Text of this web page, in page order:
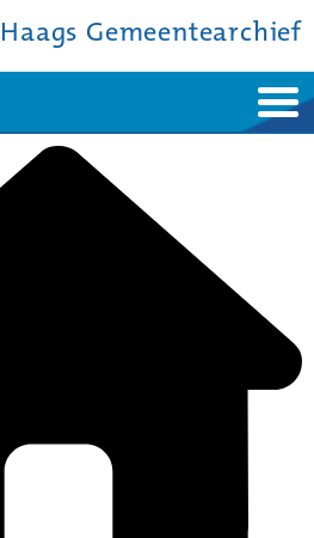
Haags Gemeentearchief